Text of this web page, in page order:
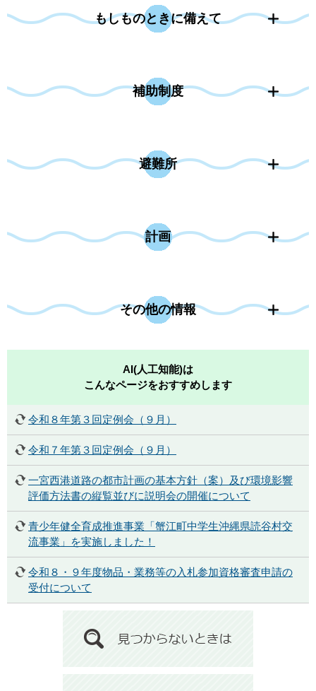
もしものときに備えて
補助制度
避難所
計画
その他の情報
AI(人工知能)は
こんなページをおすすめします
令和８年第３回定例会（９月）
令和７年第３回定例会（９月）
一宮西港道路の都市計画の基本方針（案）及び環境影響
評価方法書の縦覧並びに説明会の開催について
青少年健全育成推進事業「蟹江町中学生沖縄県読谷村交
流事業」を実施しました！
令和８・９年度物品・業務等の入札参加資格審査申請の
受付について